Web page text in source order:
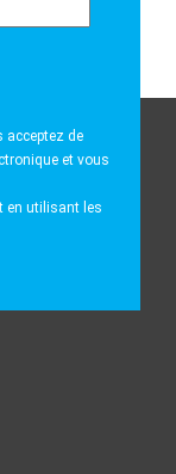
acceptez de
et vous
en utilisant les